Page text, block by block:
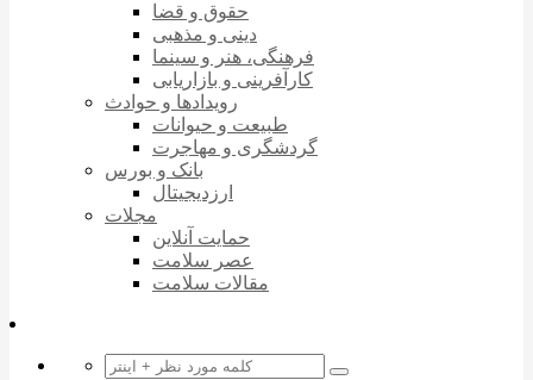
حقوق و قضا
دینی و مذهبی
فرهنگی، هنر و سینما
کارآفرینی و بازاریابی
رویدادها و حوادث
طبیعت و حیوانات
گردشگری و مهاجرت
بانک و بورس
ارزدیجیتال
مجلات
حمایت آنلاین
عصر سلامت
مقالات سلامت